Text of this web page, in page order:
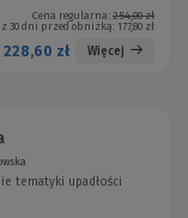
Cena regularna: 254,00 zł
30 dni przed obniżką: 177,80 zł
228,60 zł Więcej
tematyki upadłości